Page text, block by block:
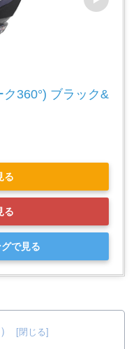
360°) ブラック&
る
る
で見る